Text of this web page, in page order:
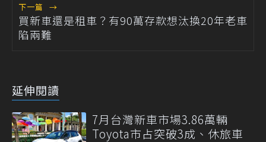
下一篇 →
買新車還是租車？有90萬存款想汰換20年老車
陷兩難
延伸閱讀
7月台灣新車市場3.86萬輛
Toyota市占突破3成、休旅車